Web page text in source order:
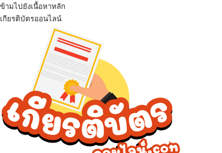
ข้ามไปยังเนื้อหาหลัก
เกียรติบัตรออนไลน์